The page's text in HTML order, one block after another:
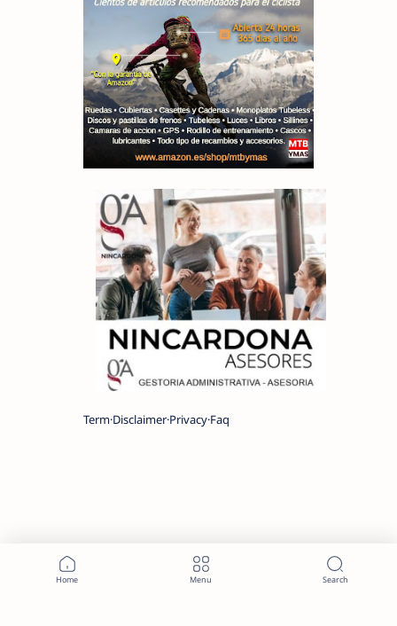
Term Disclaimer Privacy Faq